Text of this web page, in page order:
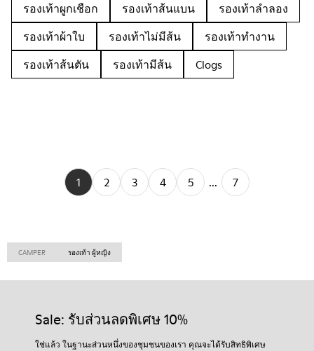
รองเท้าผูกเชือก
รองเท้าส้นแบน
รองเท้าลำลอง
รองเท้าผ้าใบ
รองเท้าไม่มีส้น
รองเท้าทำงาน
รองเท้าส้นตัน
รองเท้ามีส้น Clogs
1 2 3 4 5 ... 7
CAMPER รองเท้า ผู้หญิง
Sale: รับส่วนลดพิเศษ 10%
ใช่แล้ว ในฐานะส่วนหนึ่งของชุมชนของเรา คุณจะได้รับสิทธิพิเศษ